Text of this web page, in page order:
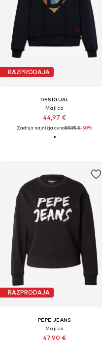
RAZPRODAJA
DESIGUAL
Majica
44,97 €
Zadnja najnižja cena89,95 €-50%
RAZPRODAJA
PEPE JEANS
Majica
47,90 €